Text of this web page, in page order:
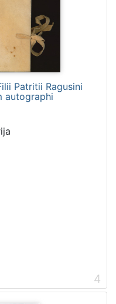
Patritii Ragusini
autographi
4